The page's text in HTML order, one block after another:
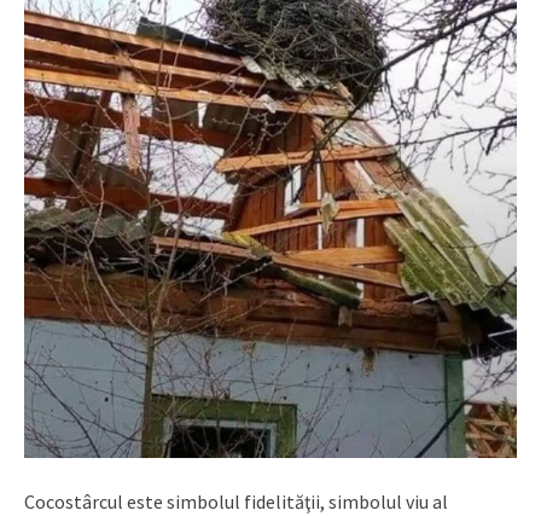
Cocostârcul este simbolul fidelităţii, simbolul viu al